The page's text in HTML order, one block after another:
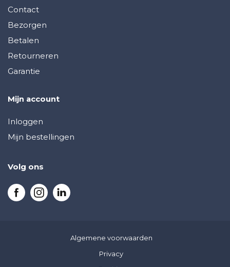
Contact
Bezorgen
Betalen
Retourneren
Garantie
Mijn account
Inloggen
Mijn bestellingen
Volg ons
Algemene voorwaarden
Privacy